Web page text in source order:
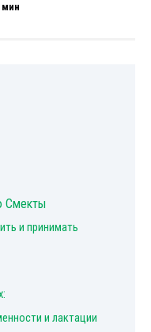
мин
Смекты
и принимать
и лактации